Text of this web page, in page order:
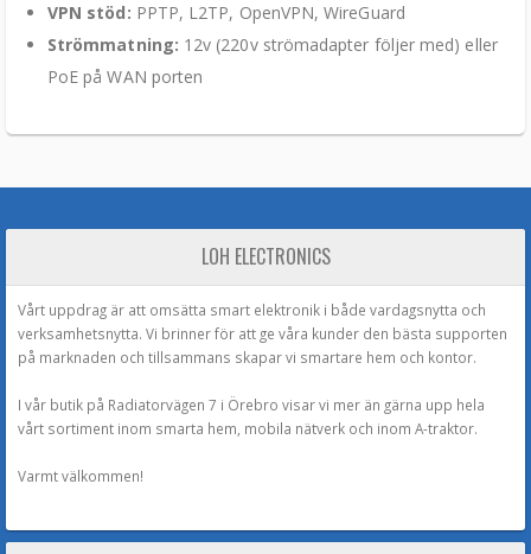
VPN stöd: PPTP, L2TP, OpenVPN, WireGuard
Strömmatning: 12v (220v strömadapter följer med) eller
PoE på WAN porten
LOH ELECTRONICS
Vårt uppdrag är att omsätta smart elektronik i både vardagsnytta och
verksamhetsnytta. Vi brinner för att ge våra kunder den bästa supporten
på marknaden och tillsammans skapar vi smartare hem och kontor.
I vår butik på Radiatorvägen 7 i Örebro visar vi mer än gärna upp hela
vårt sortiment inom smarta hem, mobila nätverk och inom A-traktor.
Varmt välkommen!